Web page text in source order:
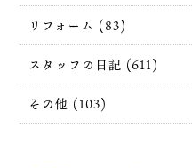
リフォーム (83)
スタッフの日記 (611)
その他 (103)